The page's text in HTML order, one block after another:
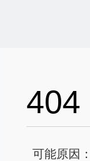
404
可能原因